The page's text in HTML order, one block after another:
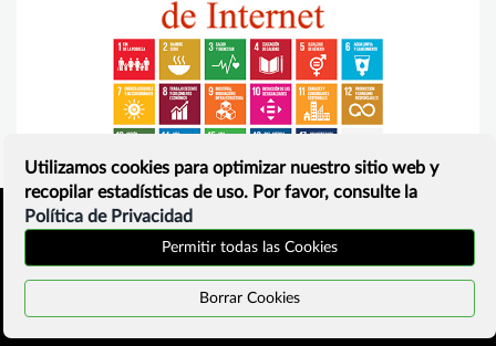
Política de privacidad
¿Que es?
Contacto
Utilizamos cookies para optimizar nuestro sitio web y
recopilar estadísticas de uso. Por favor, consulte la
Política de Privacidad
Permitir todas las Cookies
Borrar Cookies